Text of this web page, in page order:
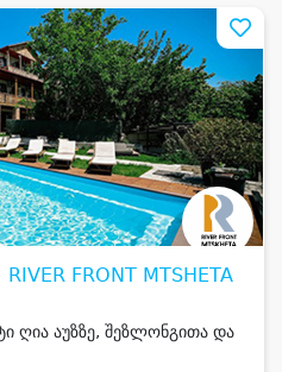
FRONT MTSHETA
ღია აუზზე, შეზლონგითა და